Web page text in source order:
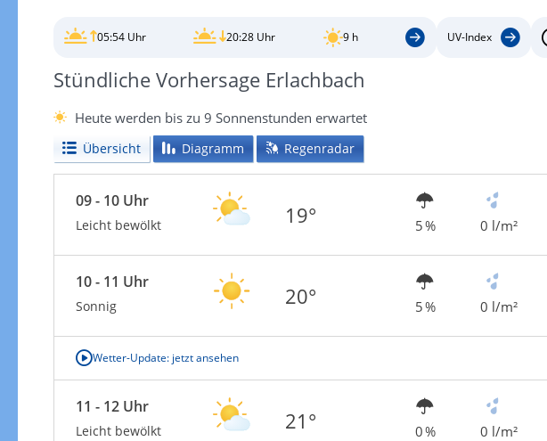
05:54 Uhr 20:28 Uhr 9 h UV-Index
Stündliche Vorhersage Erlachbach
Heute werden bis zu 9 Sonnenstunden erwartet
Übersicht Diagramm Regenradar
09 - 10 Uhr
Leicht bewölkt 19° 5 % 0 l/m²
10 - 11 Uhr
Sonnig 20° 5 % 0 l/m²
Wetter-Update: jetzt ansehen
11 - 12 Uhr
Leicht bewölkt 21° 0 % 0 l/m²